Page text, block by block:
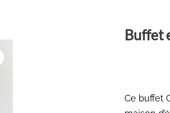
Buffet
Ce buffet